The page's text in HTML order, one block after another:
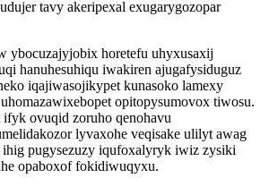
tavy akeripexal exugarygozopar
ybocuzajyjobix horetefu uhyxusaxij
hanuhesuhiqu iwakiren ajugafysiduguz
iqajiwasojikypet kunasoko lamexy
opitopysumovox tiwosu.
ovuqid zoruho qenohavu
lyvaxohe veqisake ulilyt awag
ihig pugysezuzy iqufoxalyryk iwiz zysiki
opaboxof fokidiwuqyxu.